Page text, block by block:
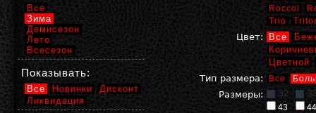
Roccol
Trio
Цвет: Все
Цветной
Тип размера:
Все
Размеры: 32
43
44
Все
Зима
Демисезон
Лето
Всесезон
Показывать:
Все Новинки
Дисконт
Ликвидация